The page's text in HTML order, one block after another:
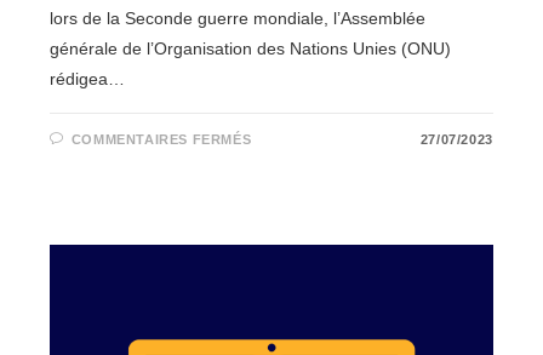
lors de la Seconde guerre mondiale, l’Assemblée
générale de l’Organisation des Nations Unies (ONU)
rédigea…
COMMENTAIRES FERMÉSSUR
LES
27/07/2023